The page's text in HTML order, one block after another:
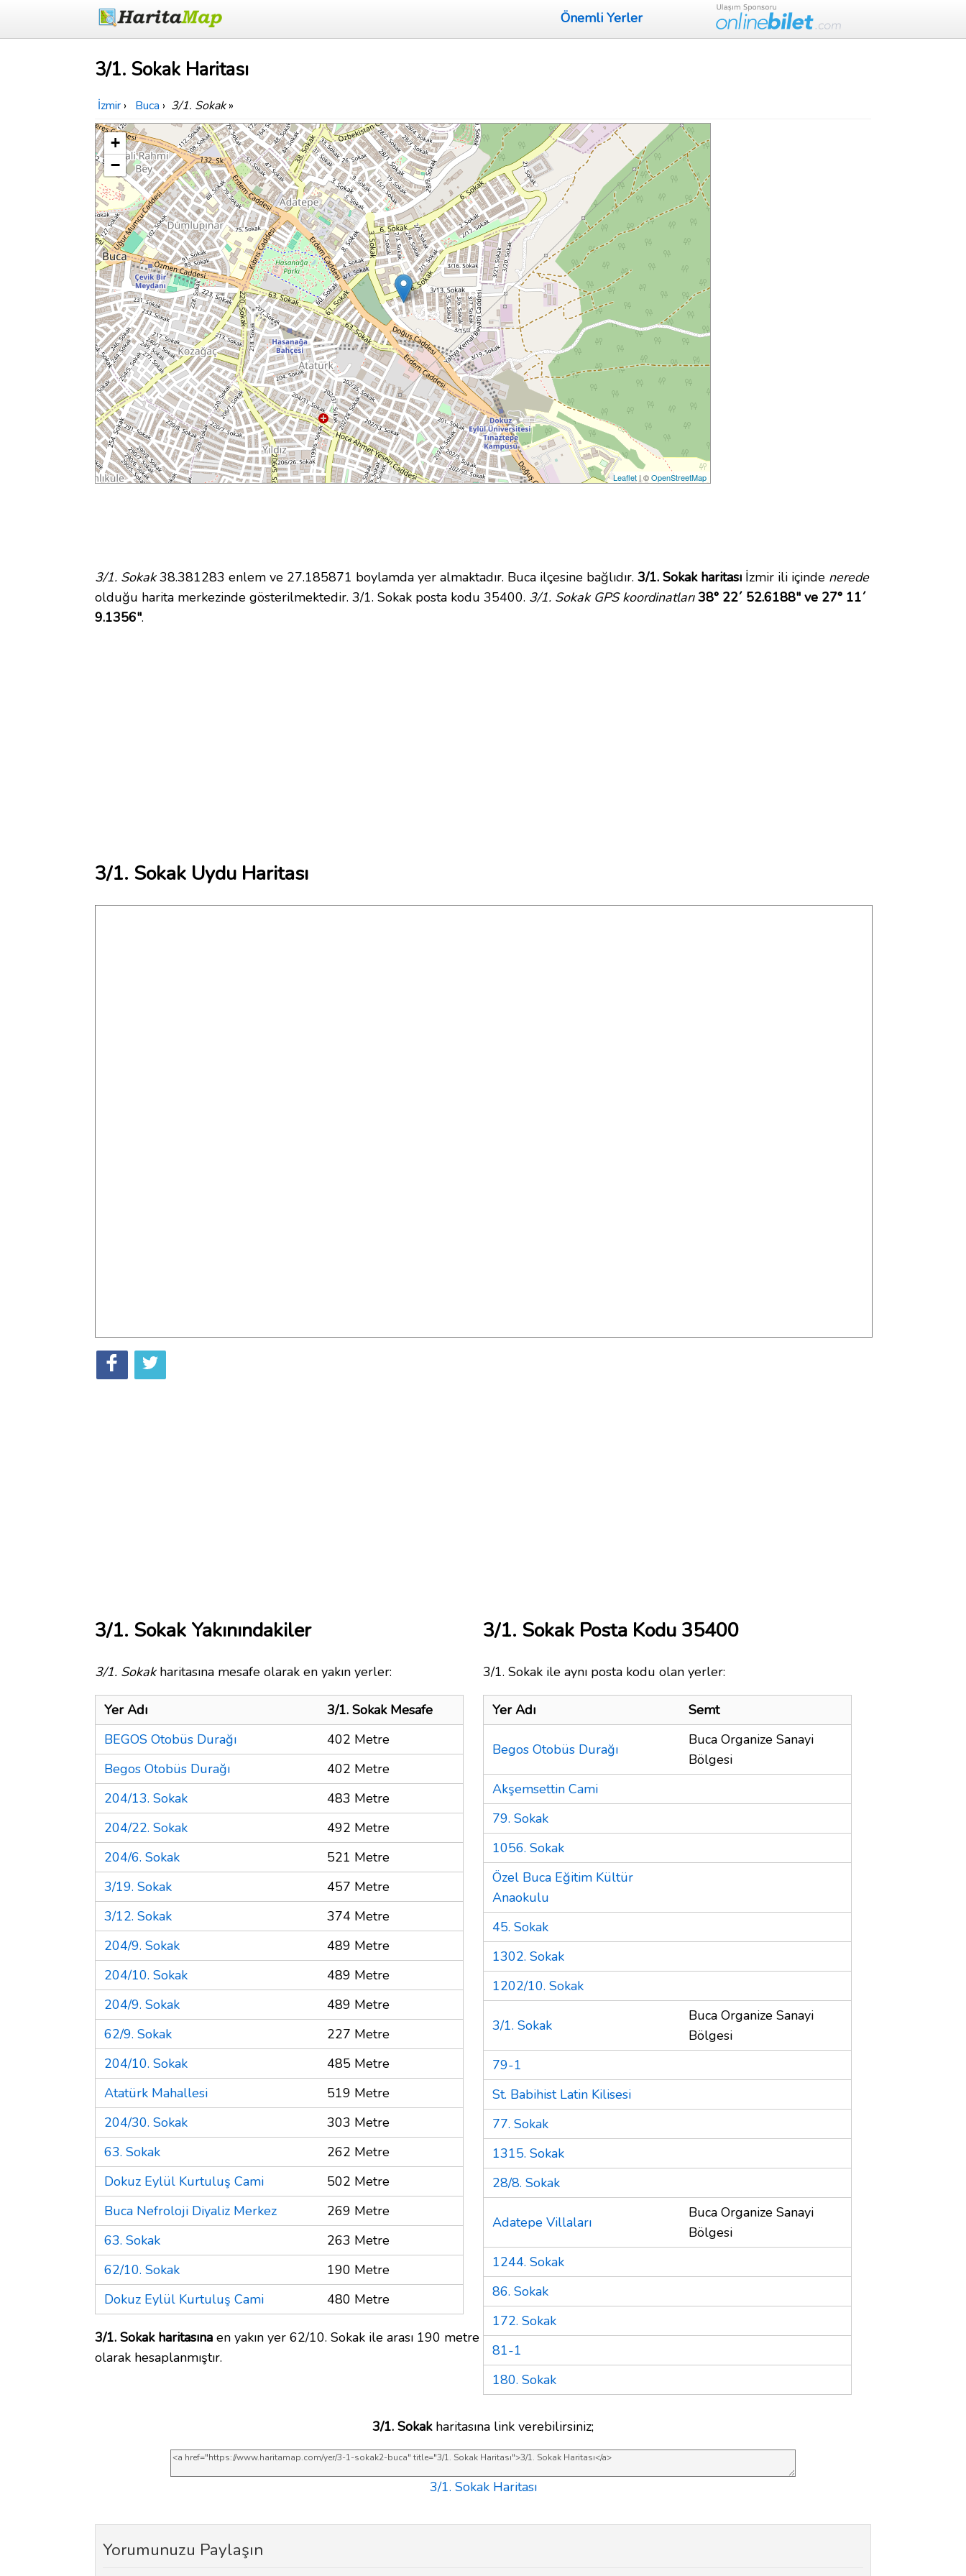
Önemli Yerler
3/1. Sokak Haritası
İzmir › Buca › 3/1. Sokak»
+
−
Leaflet | ©OpenStreetMap
3/1. Sokak38.381283 enlem ve 27.185871 boylamda yer almaktadır. Buca ilçesine bağlıdır. 3/1. Sokak haritası İzmir ili içinde nerede
olduğu harita merkezinde gösterilmektedir. 3/1. Sokak posta kodu 35400. 3/1. Sokak GPS koordinatları 38° 22´ 52.6188" ve 27° 11´
9.1356".
3/1. Sokak Uydu Haritası
3/1. Sokak Yakınındakiler
3/1. Sokakharitasına mesafe olarak en yakın yerler:
Yer Adı
3/1. Sokak Mesafe
BEGOS Otobüs Durağı
402 Metre
Begos Otobüs Durağı
402 Metre
204/13. Sokak
483 Metre
204/22. Sokak
492 Metre
204/6. Sokak
521 Metre
3/19. Sokak
457 Metre
3/12. Sokak
374 Metre
204/9. Sokak
489 Metre
204/10. Sokak
489 Metre
204/9. Sokak
489 Metre
62/9. Sokak
227 Metre
204/10. Sokak
485 Metre
Atatürk Mahallesi
519 Metre
204/30. Sokak
303 Metre
63. Sokak
262 Metre
Dokuz Eylül Kurtuluş Cami
502 Metre
Buca Nefroloji Diyaliz Merkez
269 Metre
63. Sokak
263 Metre
62/10. Sokak
190 Metre
Dokuz Eylül Kurtuluş Cami
480 Metre
3/1. Sokak haritasına en yakın yer 62/10. Sokak ile arası 190 metre
olarak hesaplanmıştır.
3/1. Sokak Posta Kodu 35400
3/1. Sokak ile aynı posta kodu olan yerler:
Yer Adı Semt
Begos Otobüs Durağı
Buca Organize Sanayi
Bölgesi
Akşemsettin Cami
79. Sokak
1056. Sokak
Özel Buca Eğitim Kültür
Anaokulu
45. Sokak
1302. Sokak
1202/10. Sokak
3/1. Sokak
Buca Organize Sanayi
Bölgesi
79-1
St. Babihist Latin Kilisesi
77. Sokak
1315. Sokak
28/8. Sokak
Adatepe Villaları
Buca Organize Sanayi
Bölgesi
1244. Sokak
86. Sokak
172. Sokak
81-1
180. Sokak
3/1. Sokakharitasına link verebilirsiniz;
3/1. Sokak Haritası
Yorumunuzu Paylaşın